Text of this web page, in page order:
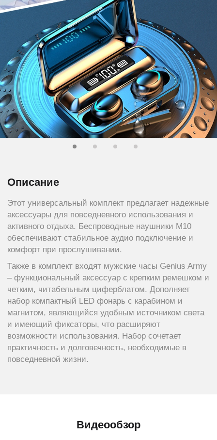
Описание
Этот универсальный комплект предлагает надежные
аксессуары для повседневного использования и
активного отдыха. Беспроводные наушники M10
обеспечивают стабильное аудио подключение и
комфорт при прослушивании.
Также в комплект входят мужские часы Genius Army
– функциональный аксессуар с крепким ремешком и
четким, читабельным циферблатом. Дополняет
набор компактный LED фонарь с карабином и
магнитом, являющийся удобным источником света
и имеющий фиксаторы, что расширяют
возможности использования. Набор сочетает
практичность и долговечность, необходимые в
повседневной жизни.
Видеообзор